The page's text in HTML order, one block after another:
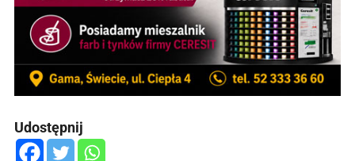
Udostępnij